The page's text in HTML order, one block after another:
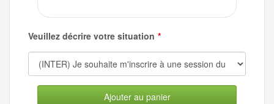
Veuillez décrire votre situation
Ajouter au panier